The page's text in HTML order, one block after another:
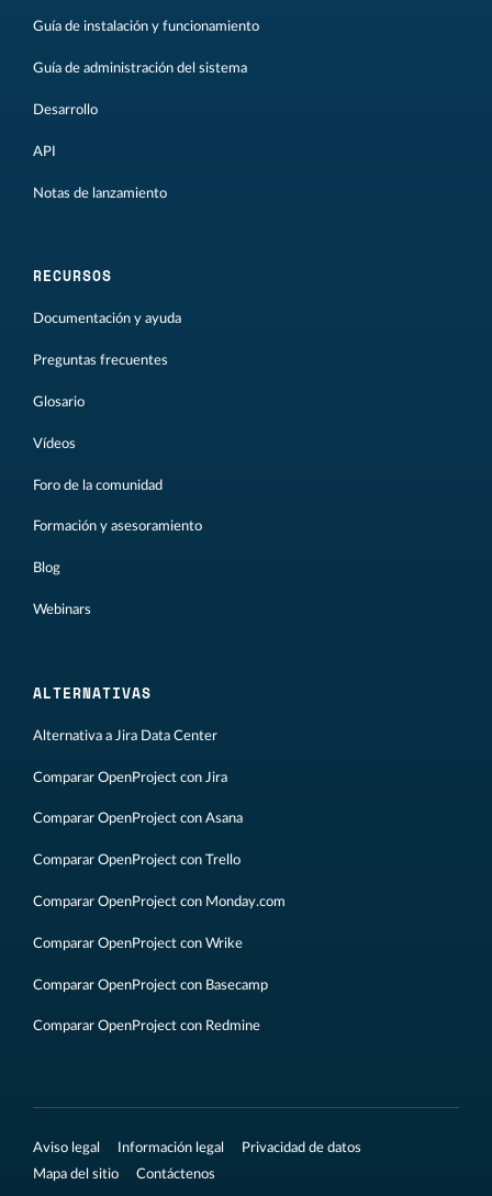
Guía de instalación y funcionamiento
Guía de administración del sistema
Desarrollo
API
Notas de lanzamiento
RECURSOS
Documentación y ayuda
Preguntas frecuentes
Glosario
Vídeos
Foro de la comunidad
Formación y asesoramiento
Blog
Webinars
ALTERNATIVAS
Alternativa a Jira Data Center
Comparar OpenProject con Jira
Comparar OpenProject con Asana
Comparar OpenProject con Trello
Comparar OpenProject con Monday.com
Comparar OpenProject con Wrike
Comparar OpenProject con Basecamp
Comparar OpenProject con Redmine
Aviso legal Información legal
Privacidad de datos
Mapa del sitio
Contáctenos